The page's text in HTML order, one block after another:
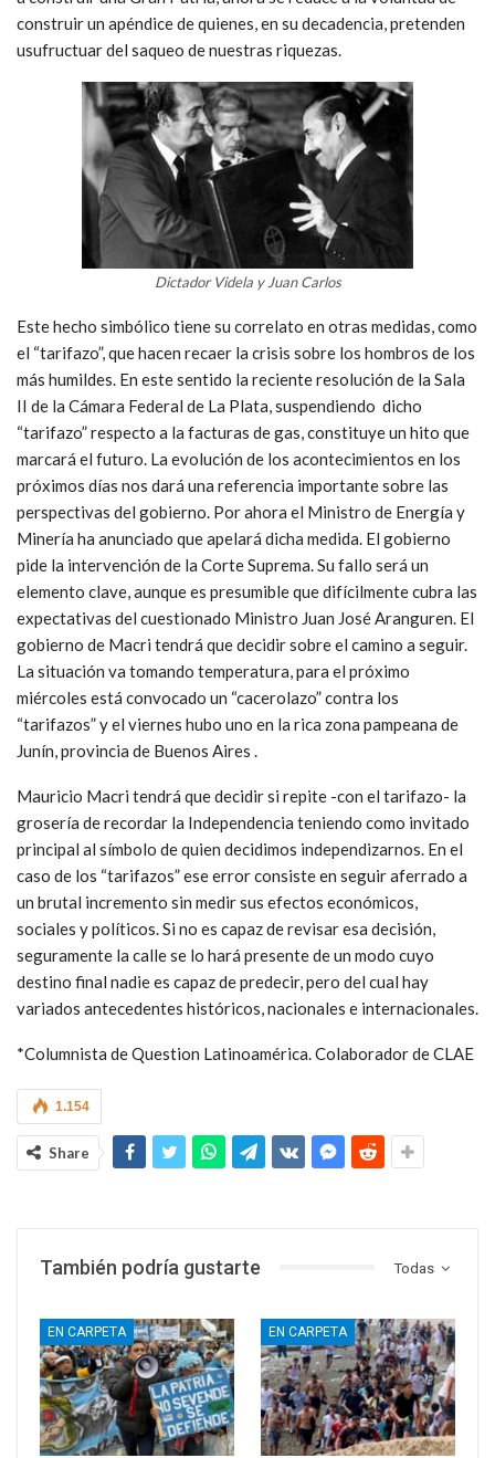
construir un apéndice de quienes, en su decadencia, pretenden
usufructuar del saqueo de nuestras riquezas.
Dictador Videla y Juan Carlos
Este hecho simbólico tiene su correlato en otras medidas, como
el “tarifazo”, que hacen recaer la crisis sobre los hombros de los
más humildes. En este sentido la reciente resolución de la Sala
II de la Cámara Federal de La Plata, suspendiendo dicho
“tarifazo” respecto a la facturas de gas, constituye un hito que
marcará el futuro. La evolución de los acontecimientos en los
próximos días nos dará una referencia importante sobre las
perspectivas del gobierno. Por ahora el Ministro de Energía y
Minería ha anunciado que apelará dicha medida. El gobierno
pide la intervención de la Corte Suprema. Su fallo será un
elemento clave, aunque es presumible que difícilmente cubra las
expectativas del cuestionado Ministro Juan José Aranguren. El
gobierno de Macri tendrá que decidir sobre el camino a seguir.
La situación va tomando temperatura, para el próximo
miércoles está convocado un “cacerolazo” contra los
“tarifazos” y el viernes hubo uno en la rica zona pampeana de
Junín, provincia de Buenos Aires .
Mauricio Macri tendrá que decidir si repite -con el tarifazo- la
grosería de recordar la Independencia teniendo como invitado
principal al símbolo de quien decidimos independizarnos. En el
caso de los “tarifazos” ese error consiste en seguir aferrado a
un brutal incremento sin medir sus efectos económicos,
sociales y políticos. Si no es capaz de revisar esa decisión,
seguramente la calle se lo hará presente de un modo cuyo
destino final nadie es capaz de predecir, pero del cual hay
variados antecedentes históricos, nacionales e internacionales.
*Columnista de Question Latinoamérica. Colaborador de CLAE
1.154
Share
Todas
También podría gustarte
EN CARPETA EN CARPETA